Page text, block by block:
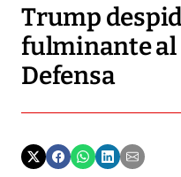
Trump
fulminante al
Defensa